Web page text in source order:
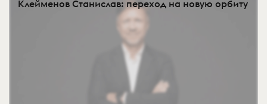
Клейменов Станислав: переход на новую орбиту